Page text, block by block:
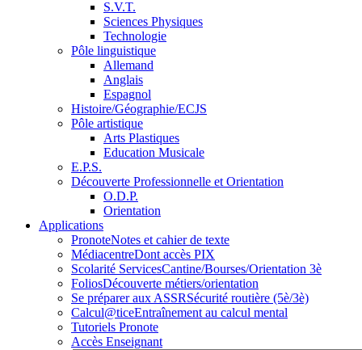
S.V.T.
Sciences Physiques
Technologie
Pôle linguistique
Allemand
Anglais
Espagnol
Histoire/Géographie/ECJS
Pôle artistique
Arts Plastiques
Education Musicale
E.P.S.
Découverte Professionnelle et Orientation
O.D.P.
Orientation
Applications
PronoteNotes et cahier de texte
MédiacentreDont accès PIX
Scolarité ServicesCantine/Bourses/Orientation 3è
FoliosDécouverte métiers/orientation
Se préparer aux ASSRSécurité routière (5è/3è)
Calcul@ticeEntraînement au calcul mental
Tutoriels Pronote
Accès Enseignant